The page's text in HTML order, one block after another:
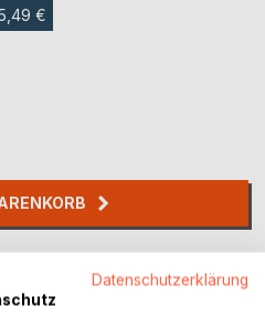
€
Datenschutzerklärung